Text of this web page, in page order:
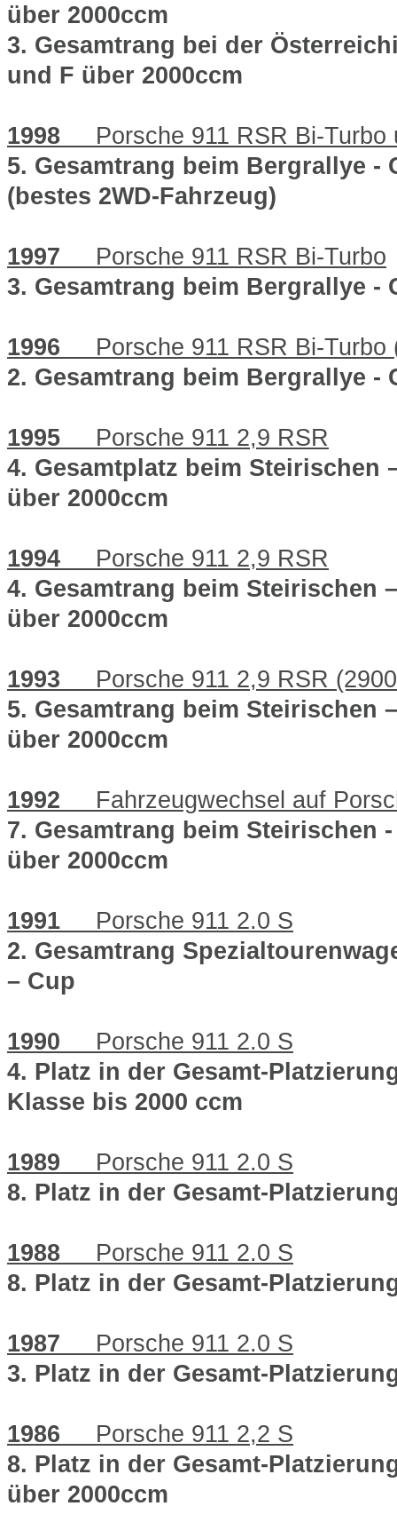
über 2000ccm
3. Gesamtrang bei der
und F über 2000ccm
1998 Porsche 911 RSR Bi-Turbo
5. Gesamtrang beim Bergrallye -
(bestes 2WD-Fahrzeug)
1997 Porsche 911 RSR Bi-Turbo
3. Gesamtrang beim Bergrallye -
1996 Porsche 911 RSR Bi-
2. Gesamtrang beim Bergrallye -
1995 Porsche 911 2,9 RSR
4. Gesamtplatz beim Steirischen
über 2000ccm
1994 Porsche 911 2,9 RSR
4. Gesamtrang beim Steirischen
über 2000ccm
1993 Porsche 911 2,9 RSR
5. Gesamtrang beim Steirischen
über 2000ccm
1992 Fahrzeugwechsel auf
7. Gesamtrang beim Steirischen
über 2000ccm
1991 Porsche 911 2.0 S
2. Gesamtrang
– Cup
1990 Porsche 911 2.0 S
4. Platz in der Gesamt-
Klasse bis 2000 ccm
1989 Porsche 911 2.0 S
8. Platz in der Gesamt-
1988 Porsche 911 2.0 S
8. Platz in der Gesamt-
1987 Porsche 911 2.0 S
3. Platz in der Gesamt-
1986 Porsche 911 2,2 S
8. Platz in der Gesamt-
über 2000ccm